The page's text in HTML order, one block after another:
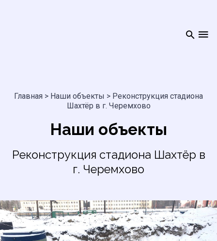
Главная > Наши объекты > Реконструкция стадиона
Шахтёр в г. Черемхово
Наши объекты
Реконструкция стадиона Шахтёр в
г. Черемхово